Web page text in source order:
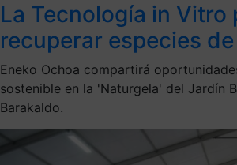
La Tecnología in Vitro
recuperar especies
Eneko Ochoa compartirá
sostenible en la 'Naturgela' del Jardín
Barakaldo.